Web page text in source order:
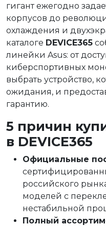
гигант ежегодно
корпусов до
охлаждения и
каталоге DEVICE365
линейки Asus: от
киберспортивных
выбрать устройство,
ожидания, и
гарантию.
5 причин
в DEVICE365
Официальные
российского
моделей с
нестабильной
Полный